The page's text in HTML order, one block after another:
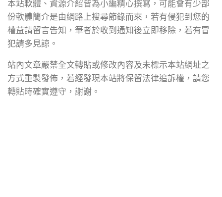
本站軟體、資源介紹皆為小編精心撰寫，可能會有少部
份軟體簡介是由網路上搜尋節錄而來，若有侵犯到您的
權益請留言告知，筆者於收到通知後立即移除，若有冒
犯請多見諒。
站內文章嚴禁全文轉貼或修改內容及未標示本站網址之
方式重製發佈，若經發現本站將保留法律追訴權，請您
轉貼時確實遵守，謝謝。